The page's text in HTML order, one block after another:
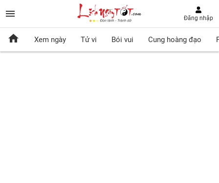
Đăng nhập
Xem ngày Tử vi Bói vui Cung hoàng đạo